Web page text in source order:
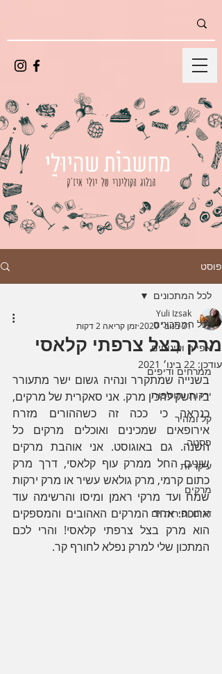
פוסט
לכל המתכונים
אפייה וקינוחים
ממרחים ודיפים
ירקות ותוספות
קל ומהיר
פסטה
עיקריות
מרקים
דגים ופירות ים
לכל המתכונים
מרק בצל צרפתי קלאסי
Yuli Izsak
21 בנוב׳ 2020
זמן קריאה 2 דקות
עודכן: 22 בינו׳ 2021
המתכון שלי למרק נפלא לחורף קר.